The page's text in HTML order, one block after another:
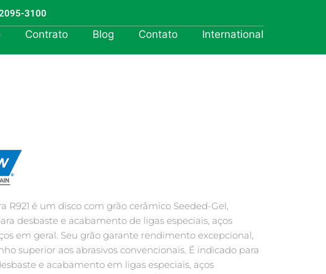
3100
Contrato Blog Contato International
R921 é um disco com grão cerâmico Seeded-Gel,
desbaste e acabamento de ligas especiais, aços
em geral. Seu grão garante rendimento excepcional,
superior aos abrasivos convencionais. É indicado para
e acabamento em ligas especiais, aços